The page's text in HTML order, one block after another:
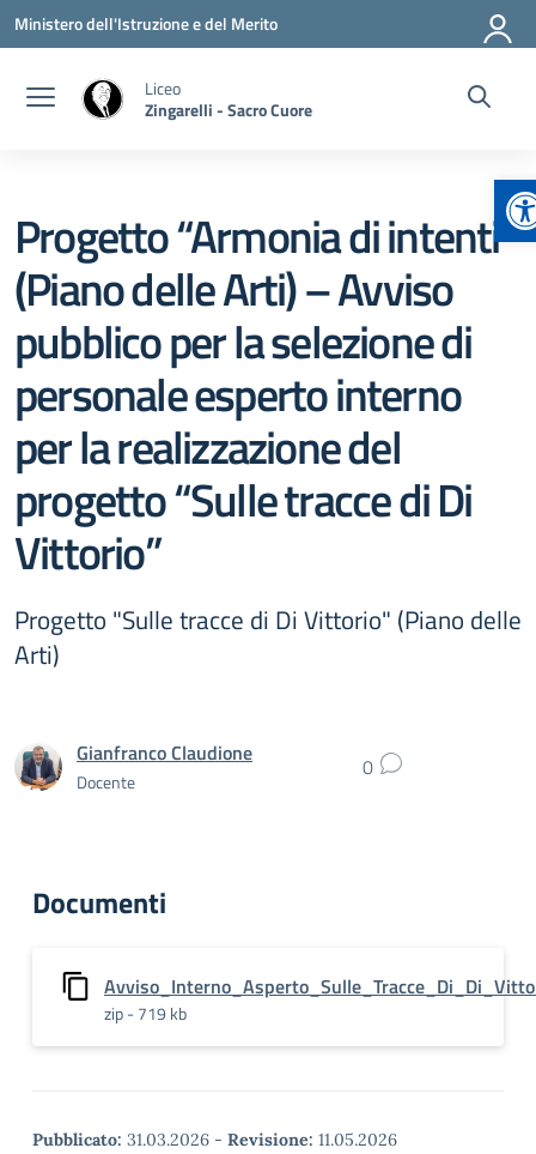
Vai ai contenuti
Vai al menu di navigazione
Vai al footer
Ministero dell'Istruzione e del Merito
Liceo
Zingarelli - Sacro Cuore
Progetto “Armonia di intenti”
(Piano delle Arti) – Avviso
pubblico per la selezione di
personale esperto interno
per la realizzazione del
progetto “Sulle tracce di Di
Vittorio”
Progetto "Sulle tracce di Di Vittorio" (Piano delle
Arti)
Gianfranco Claudione
Docente 0
Documenti
zip - 719 kb
Pubblicato: 31.03.2026 - Revisione: 11.05.2026